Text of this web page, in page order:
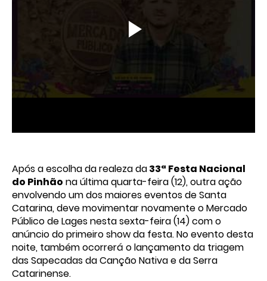
Após a escolha da realeza da33ª Festa Nacional
do Pinhão na última quarta-feira (12), outra ação
envolvendo um dos maiores eventos de Santa
Catarina, deve movimentar novamente o Mercado
Público de Lages nesta sexta-feira (14) com o
anúncio do primeiro show da festa. No evento desta
noite, também ocorrerá o lançamento da triagem
das Sapecadas da Canção Nativa e da Serra
Catarinense.